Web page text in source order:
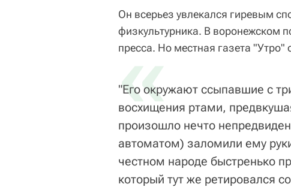
Он всерьез увлекался гиревым
физкультурника. В воронежском
пресса. Но местная газета "Утро"
«
"Его окружают ссыпавшие с
восхищения ртами,
произошло нечто
автоматом) заломили ему
честном народе быстренько
который тут же ретировался